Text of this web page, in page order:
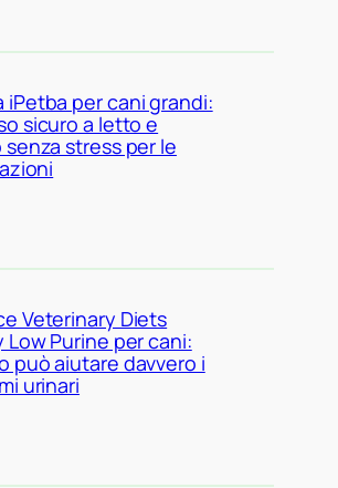
iPetba per cani grandi:
sicuro a letto e
senza stress per le
Veterinary Diets
Low Purine per cani:
può aiutare davvero i
urinari